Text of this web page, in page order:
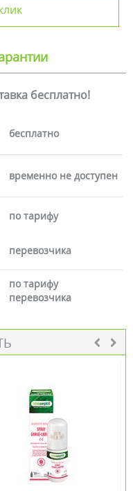
бесплатно!
бесплатно
временно не доступен
по тарифу
перевозчика
по тарифу
перевозчика